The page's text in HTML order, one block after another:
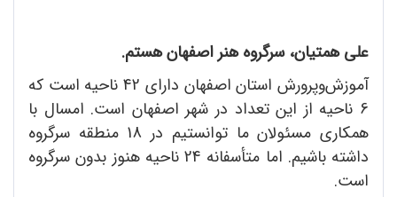
علی همتیان، سرگروه هنر اصفهان هستم.
آموزش‌وپرورش استان اصفهان دارای 42 ناحیه است که
6 ناحیه از این تعداد در شهر اصفهان است. امسال با
همکاری مسئولان ما توانستیم در 18 منطقه سرگروه
داشته باشیم. اما متأسفانه 24 ناحیه هنوز بدون سرگروه
است.